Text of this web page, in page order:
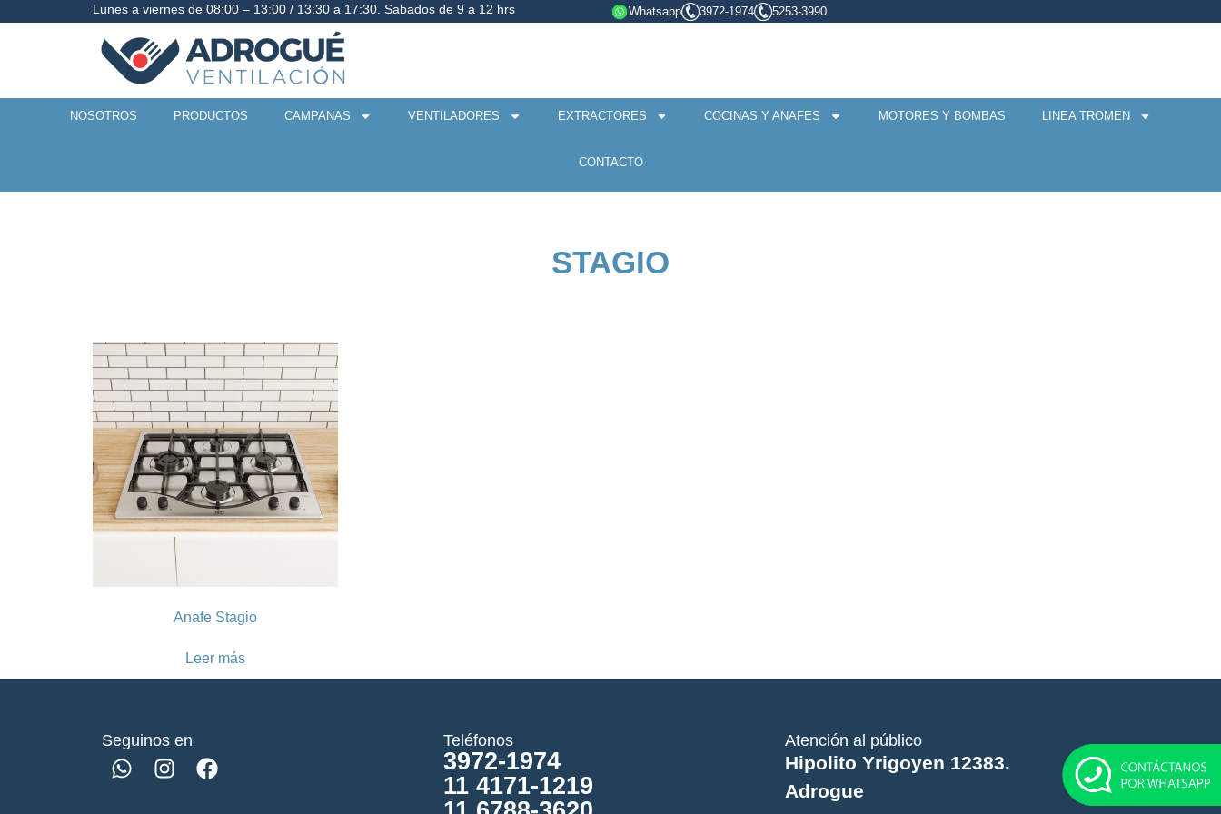
Lunes a viernes de 08:00 – 13:00 / 13:30 a 17:30. Sabados de 9 a 12 hrs Whatsapp 3972-1974 5253-3990
NOSOTROS PRODUCTOS CAMPANAS VENTILADORES EXTRACTORES COCINAS Y ANAFES MOTORES Y BOMBAS LINEA TROMEN
CONTACTO
STAGIO
Anafe Stagio
Leer más
Seguinos en Teléfonos
3972-1974
11 4171-1219
Atención al público
Hipolito Yrigoyen 12383.
Adrogue